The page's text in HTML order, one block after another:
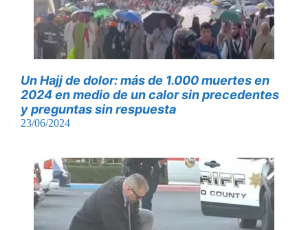
Un Hajj de dolor: más de 1.000 muertes en
2024 en medio de un calor sin precedentes
y preguntas sin respuesta
23/06/2024